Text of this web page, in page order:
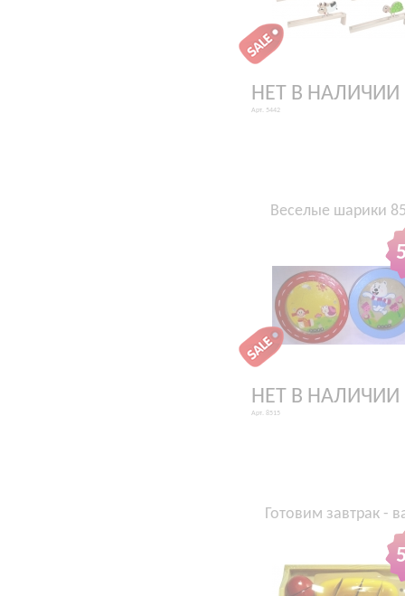
НЕТ В НАЛИЧИИ
Арт. 5442
Веселые шарики
НЕТ В НАЛИЧИИ
Арт. 8515
Готовим завтрак -